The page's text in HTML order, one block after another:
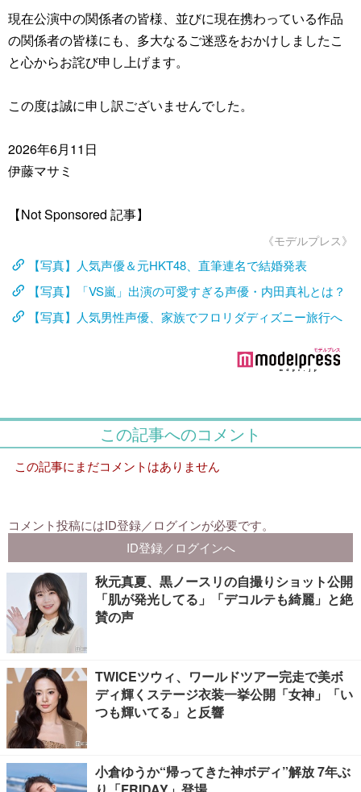
現在公演中の関係者の皆様、並びに現在携わっている作品
の関係者の皆様にも、多大なるご迷惑をおかけしましたこ
と心からお詫び申し上げます。
この度は誠に申し訳ございませんでした。
2026年6月11日
伊藤マサミ
【Not Sponsored 記事】
《モデルプレス》
【写真】人気声優＆元HKT48、直筆連名で結婚発表
【写真】「VS嵐」出演の可愛すぎる声優・内田真礼とは？
【写真】人気男性声優、家族でフロリダディズニー旅行へ
秋元真夏、黒ノースリの自撮りショット公開
「肌が発光してる」「デコルテも綺麗」と絶
賛の声
TWICEツウィ、ワールドツアー完走で美ボ
ディ輝くステージ衣装一挙公開「女神」「い
つも輝いてる」と反響
小倉ゆうか“帰ってきた神ボディ”解放 7年ぶ